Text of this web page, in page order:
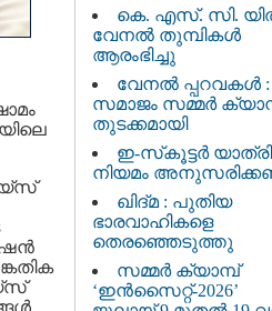
കെ. എസ്. സി.
വേനൽ തുമ്പികൾ
ആരംഭിച്ചു
വേനൽ പ്പറവകൾ :
സമാജം സമ്മർ
തുടക്കമായി
ഇ-സ്‌കൂട്ടർ
നിയമം
ഖിദ്മ : പുതിയ
ഭാരവാഹികളെ
തെരഞ്ഞെടുത്തു
സമ്മർ ക്യാമ്പ്
‘ഇൻസൈറ്റ്-2026’